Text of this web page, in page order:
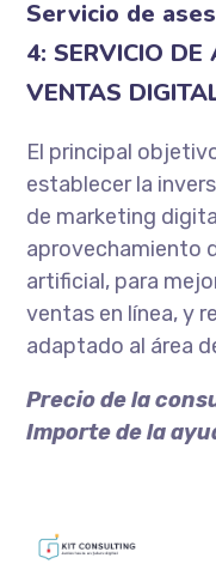
Servicio de
4: SERVICIO DE
VENTAS
El principal
establecer la
de marketing
aprovechamiento
artificial, para
ventas en línea, y
adaptado al área
Precio de la
Importe de la